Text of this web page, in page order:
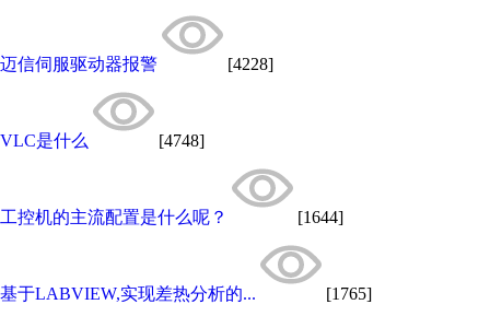
迈信伺服驱动器报警 [4228]
VLC是什么 [4748]
工控机的主流配置是什么呢？ [1644]
基于LABVIEW,实现差热分析的... [1765]